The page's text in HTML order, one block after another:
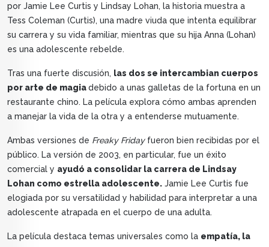
por Jamie Lee Curtis y Lindsay Lohan, la historia muestra a
Tess Coleman (Curtis), una madre viuda que intenta equilibrar
su carrera y su vida familiar, mientras que su hija Anna (Lohan)
es una adolescente rebelde.
Tras una fuerte discusión, las dos se intercambian cuerpos
por arte de magiadebido a unas galletas de la fortuna en un
restaurante chino. La película explora cómo ambas aprenden
a manejar la vida de la otra y a entenderse mutuamente.
Ambas versiones de Freaky Fridayfueron bien recibidas por el
público. La versión de 2003, en particular, fue un éxito
comercial y ayudó a consolidar la carrera de Lindsay
Lohan como estrella adolescente. Jamie Lee Curtis fue
elogiada por su versatilidad y habilidad para interpretar a una
adolescente atrapada en el cuerpo de una adulta.
La película destaca temas universales como la empatía, la